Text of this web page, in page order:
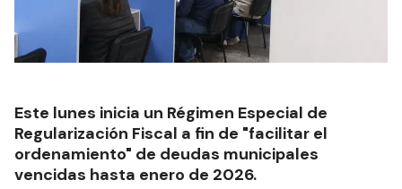
Este lunes inicia un Régimen Especial de
Regularización Fiscal a fin de "facilitar el
ordenamiento" de deudas municipales
vencidas hasta enero de 2026.